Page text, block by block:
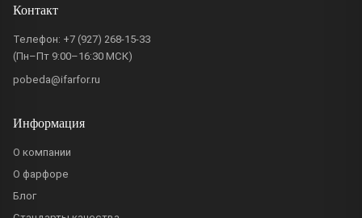
Контакт
Телефон: +7 (927) 268-15-33
(Пн–Пт 9:00–16:30 МСК)
pobeda@ifarfor.ru
Информация
О компании
О фарфоре
Блог